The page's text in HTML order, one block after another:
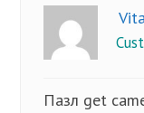
Пазл get